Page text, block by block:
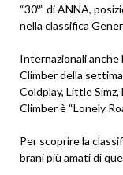
“30º” di ANNA,
nella classifica
Internazionali anche
Climber della
Coldplay, Little
Climber è “Lonely
Per scoprire la
brani più amati di